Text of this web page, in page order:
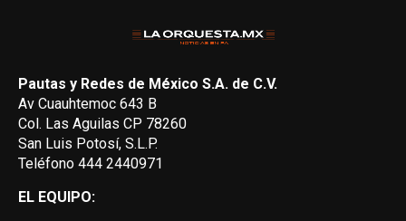
Pautas y Redes de México S.A. de C.V.
Av Cuauhtemoc 643 B
Col. Las Aguilas CP 78260
San Luis Potosí, S.L.P.
Teléfono 444 2440971
EL EQUIPO: